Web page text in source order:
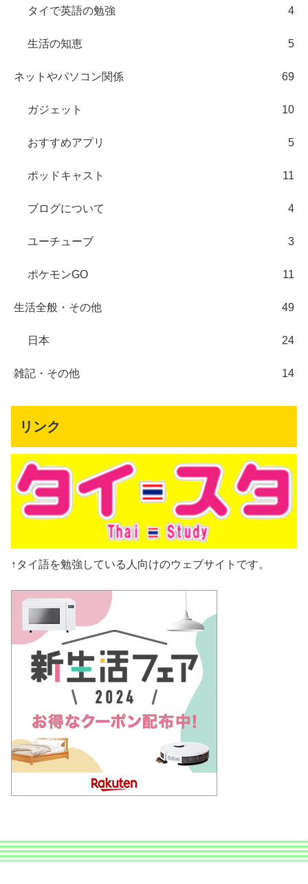
タイで英語の勉強 4
生活の知恵 5
ネットやパソコン関係 69
ガジェット 10
おすすめアプリ 5
ポッドキャスト 11
ブログについて 4
ユーチューブ 3
ポケモンGO 11
生活全般・その他 49
日本 24
雑記・その他 14
リンク
↑タイ語を勉強している人向けのウェブサイトです。